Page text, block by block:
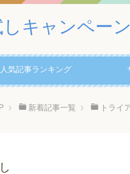
キャンペーン
人気記事ランキング
新着記事一覧 トライ